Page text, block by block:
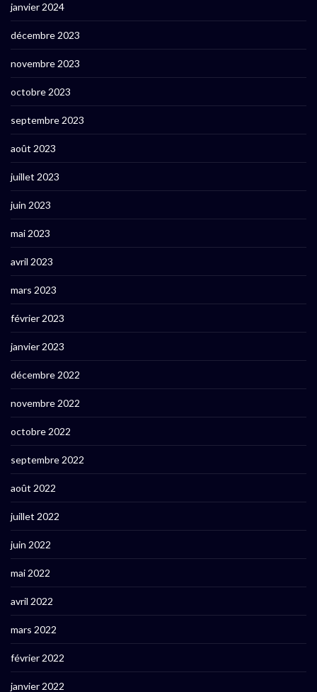
janvier 2024
décembre 2023
novembre 2023
octobre 2023
septembre 2023
août 2023
juillet 2023
juin 2023
mai 2023
avril 2023
mars 2023
février 2023
janvier 2023
décembre 2022
novembre 2022
octobre 2022
septembre 2022
août 2022
juillet 2022
juin 2022
mai 2022
avril 2022
mars 2022
février 2022
janvier 2022